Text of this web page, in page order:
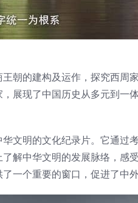
朝的建构及运作，探究西
展现了中国历史从多元到一
文明的文化纪录片。它通过
解中华文明的发展脉络，感
一个重要的窗口，促进了中